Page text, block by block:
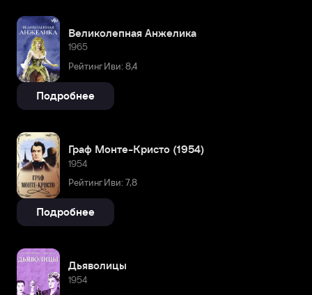
Великолепная Анжелика
1965
Рейтинг Иви: 8,4
Подробнее
Граф Монте-Кристо (1954)
1954
Рейтинг Иви: 7,8
Подробнее
Дьяволицы
1954